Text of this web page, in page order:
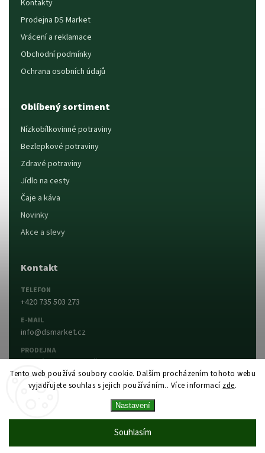
Tento web používá soubory cookie. Dalším procházením tohoto webu
vyjadřujete souhlas s jejich používáním.. Více informací zde.
Nastavení
Souhlasím
Kontakty
Prodejna DS Market
Vrácení a reklamace
Obchodní podmínky
Ochrana osobních údajů
Oblíbený sortiment
Nízkobílkovinné potraviny
Bezlepkové potraviny
Zdravé potraviny
Jídlo na cesty
Čaje a káva
Novinky
Akce a slevy
Kontakt
TELEFON
+420 735 503 273
E-MAIL
info@dsmarket.cz
PRODEJNA
Dlouhá 90, 763 15 Slušovice
Napsat nám Prodejna a otevírací doba
Copyright 2026DS MARKET